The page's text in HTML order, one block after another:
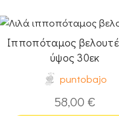
Ιπποπόταμος βελουτέ
ύψος 30εκ
puntobajo
58,00 €